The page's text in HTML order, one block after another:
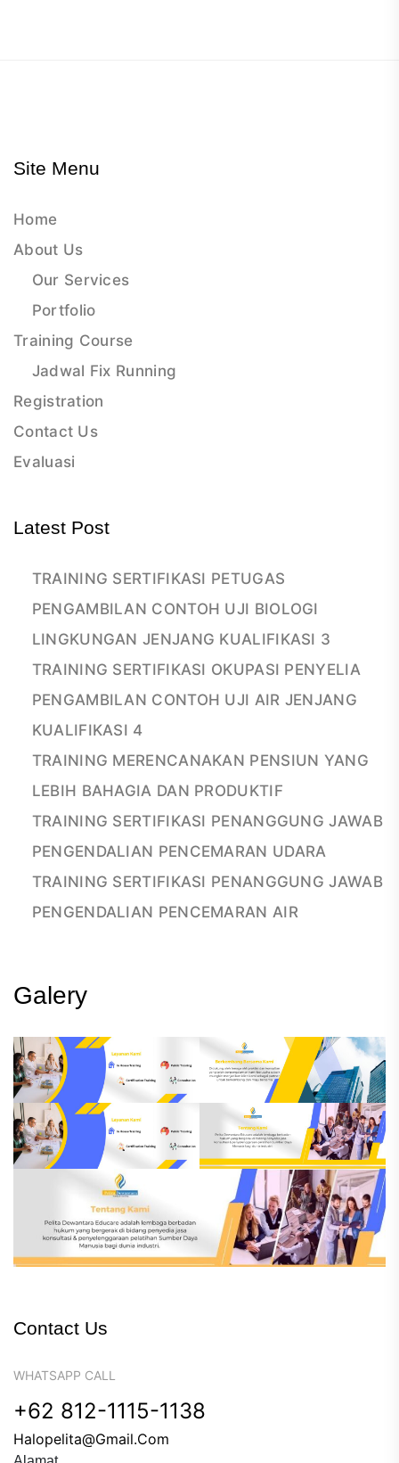
Site Menu
Home
About Us
Our Services
Portfolio
Training Course
Jadwal Fix Running
Registration
Contact Us
Evaluasi
Latest Post
TRAINING SERTIFIKASI PETUGAS
PENGAMBILAN CONTOH UJI BIOLOGI
LINGKUNGAN JENJANG KUALIFIKASI 3
TRAINING SERTIFIKASI OKUPASI PENYELIA
PENGAMBILAN CONTOH UJI AIR JENJANG
KUALIFIKASI 4
TRAINING MERENCANAKAN PENSIUN YANG
LEBIH BAHAGIA DAN PRODUKTIF
TRAINING SERTIFIKASI PENANGGUNG JAWAB
PENGENDALIAN PENCEMARAN UDARA
TRAINING SERTIFIKASI PENANGGUNG JAWAB
PENGENDALIAN PENCEMARAN AIR
Galery
Contact Us
WHATSAPP CALL
+62 812-1115-1138
Halopelita@gmail.com